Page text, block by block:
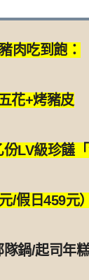
肉吃到飽：
花+烤豬皮
LV級珍饈「
/假日459元）
鍋/起司年糕